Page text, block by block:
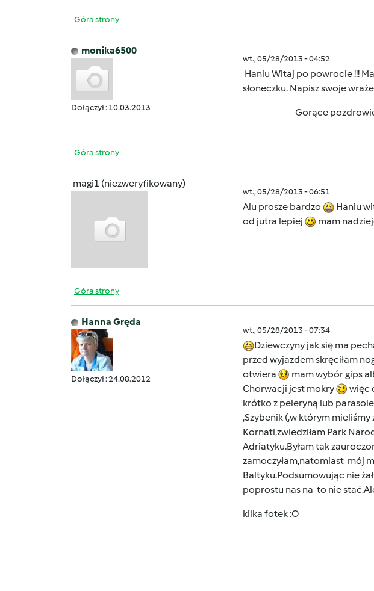
Góra strony
monika6500
Dołączył : 10.03.2013
wt., 05/28/2013 - 04:52
Haniu Witaj po powrocie !!!
słoneczku. Napisz swoje
Gorące
Góra strony
magi1 (niezweryfikowany)
wt., 05/28/2013 - 06:51
Alu prosze bardzo
Haniu
od jutra lepiej
mam
Góra strony
Hanna Gręda
Dołączył : 24.08.2012
wt., 05/28/2013 - 07:34
Dziewczyny jak się ma
przed wyjazdem skręciłam
otwiera
mam wybór gips
Chorwacji jest mokry
więc
krótko z peleryną lub
,Szybenik (,w którym
Kornati,zwiedziłam Park
Adriatyku.Byłam tak
zamoczyłam,natomiast mój
Baltyku.Podsumowując nie
poprostu nas na to nie
kilka fotek:O